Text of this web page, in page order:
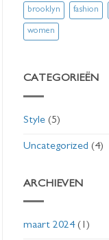
brooklyn fashion
women
CATEGORIEËN
Style(5)
Uncategorized (4)
ARCHIEVEN
maart 2024(1)